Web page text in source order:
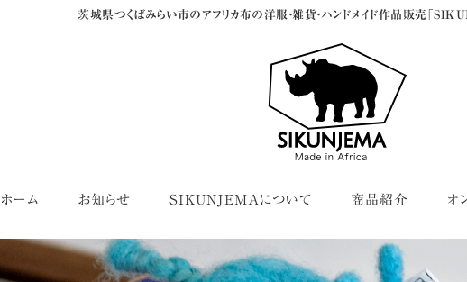
茨城県つくばみらい市のアフリカ布の洋服・雑貨・ハンドメイド作品販売「
ホーム お知らせ SIKUNJEMAについて 商品紹介 オ